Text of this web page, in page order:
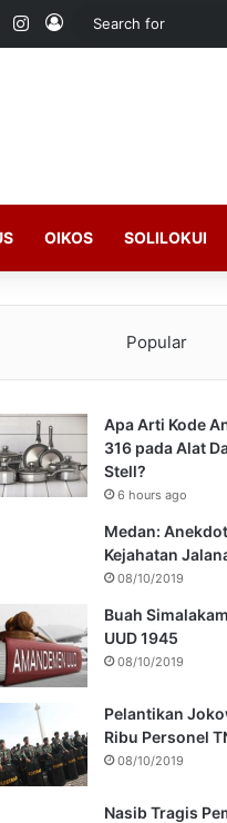
Instagram
Log In
OIKOS SOLILOKUI
Popular
Apa Arti Kode
316 pada Alat
Stell?
6 hours ago
Medan:
Kejahatan
08/10/2019
Buah
UUD 1945
08/10/2019
Pelantikan
Ribu Personel
08/10/2019
Nasib Tragis